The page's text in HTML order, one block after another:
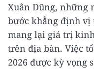
Xuân Dũng, những
bước khẳng định vị
mang lại giá trị
trên địa bàn. Việc
2026 được kỳ vọng